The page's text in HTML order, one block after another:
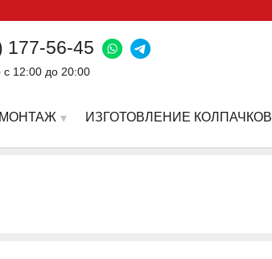
177-56-45
с 12:00 до 20:00
ИЗГОТОВЛЕНИЕ КОЛПАЧКОВ